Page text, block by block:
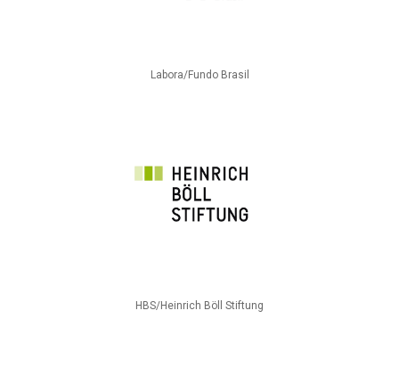
Labora/Fundo Brasil
HBS/Heinrich Böll Stiftung